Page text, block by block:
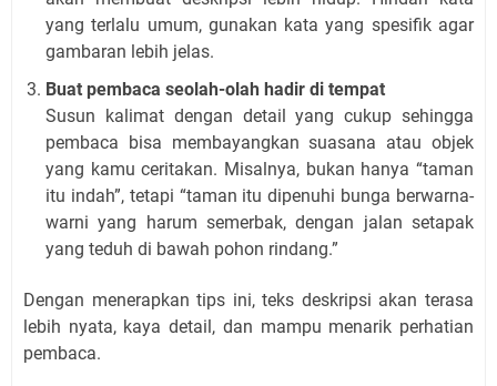
yang terlalu umum, gunakan kata yang spesifik agar
gambaran lebih jelas.
Buat pembaca seolah-olah hadir di tempat
Susun kalimat dengan detail yang cukup sehingga
pembaca bisa membayangkan suasana atau objek
yang kamu ceritakan. Misalnya, bukan hanya “taman
itu indah”, tetapi “taman itu dipenuhi bunga berwarna-
warni yang harum semerbak, dengan jalan setapak
yang teduh di bawah pohon rindang.”
Dengan menerapkan tips ini, teks deskripsi akan terasa
lebih nyata, kaya detail, dan mampu menarik perhatian
pembaca.